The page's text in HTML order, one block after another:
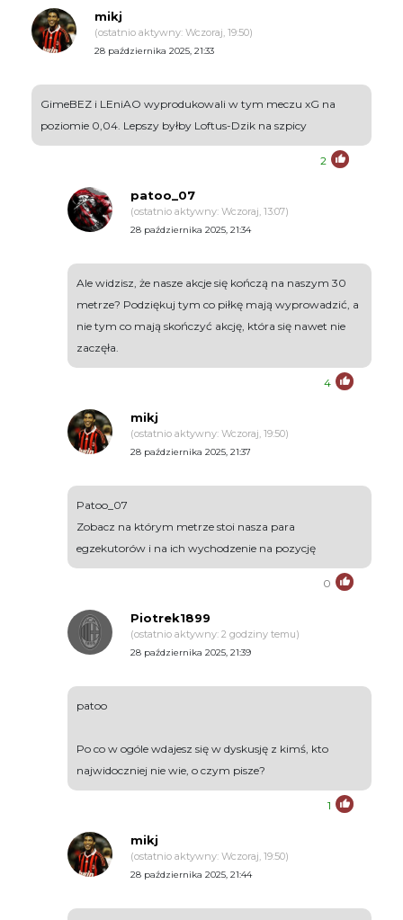
mikj
(ostatnio aktywny: Wczoraj, 19:50)
28 października 2025, 21:33
GimeBEZ i LEniAO wyprodukowali w tym meczu xG na
poziomie 0,04. Lepszy byłby Loftus-Dzik na szpicy
2
patoo_07
(ostatnio aktywny: Wczoraj, 13:07)
28 października 2025, 21:34
Ale widzisz, że nasze akcje się kończą na naszym 30
metrze? Podziękuj tym co piłkę mają wyprowadzić, a
nie tym co mają skończyć akcję, która się nawet nie
zaczęła.
4
mikj
(ostatnio aktywny: Wczoraj, 19:50)
28 października 2025, 21:37
Patoo_07
Zobacz na którym metrze stoi nasza para
egzekutorów i na ich wychodzenie na pozycję
0
Piotrek1899
(ostatnio aktywny: 2 godziny temu)
28 października 2025, 21:39
patoo
Po co w ogóle wdajesz się w dyskusję z kimś, kto
najwidoczniej nie wie, o czym pisze?
1
mikj
(ostatnio aktywny: Wczoraj, 19:50)
28 października 2025, 21:44